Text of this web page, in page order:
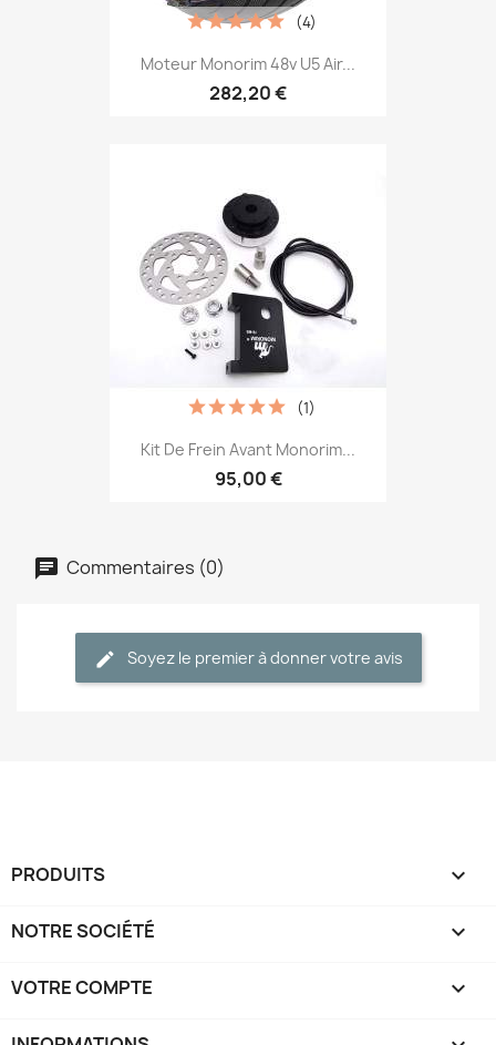
Moteur Monorim 48v U5 Air...
282,20 €
(4)
Kit De Frein Avant Monorim...
95,00 €
(1)
Commentaires (0)
Soyez le premier à donner votre avis
PRODUITS 
NOTRE SOCIÉTÉ 
VOTRE COMPTE 